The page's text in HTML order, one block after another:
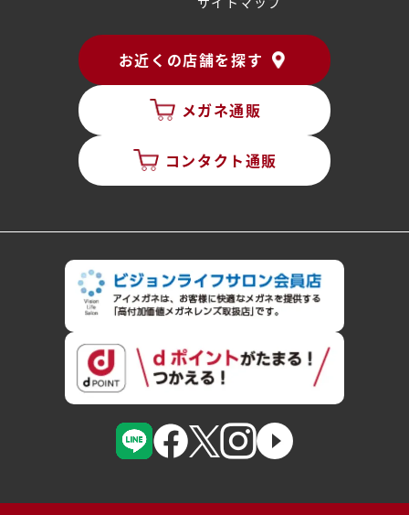
お近くの店舗を探す
メガネ通販
コンタクト通販